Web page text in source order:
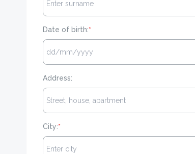
Date of birth:*
Address:
City:*